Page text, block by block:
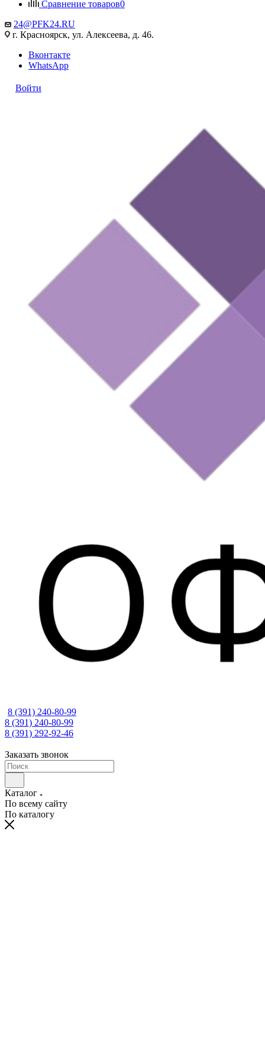
Сравнение товаров0
24@PFK24.RU
г. Красноярск, ул. Алексеева, д. 46.
Вконтакте
WhatsApp
Войти
8 (391) 240-80-99
8 (391) 240-80-99
8 (391) 292-92-46
Заказать звонок
Каталог
По всему сайту
По каталогу